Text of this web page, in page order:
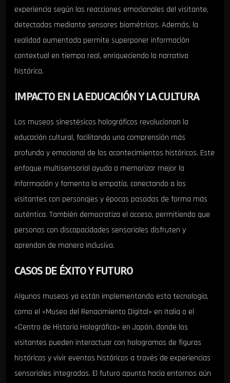
experiencia según las reacciones emocionales del visitante,
detectadas mediante sensores biométricos. Además, la
realidad aumentada permite superponer información
contextual en tiempo real, enriqueciendo la narrativa
histórica.
IMPACTO EN LA EDUCACIÓN Y LA CULTURA
Los museos sinestésicos holográficos revolucionan la
educación cultural, facilitando una comprensión más
profunda y emocional de los acontecimientos históricos. Este
enfoque multisensorial ayuda a memorizar mejor la
información y fomenta la empatía, conectando a los
visitantes con personajes y épocas pasadas de forma más
auténtica. También democratiza el acceso, permitiendo que
personas con discapacidades sensoriales disfruten y
aprendan de manera inclusiva.
CASOS DE ÉXITO Y FUTURO
Algunos museos ya están implementando esta tecnología,
como el «Museo del Renacimiento Digital» en Italia o el
«Centro de Historia Holográfica» en Japón, donde los
visitantes pueden interactuar con hologramas de figuras
históricas y vivir eventos históricos a través de experiencias
sensoriales integradas. El futuro apunta hacia entornos aún